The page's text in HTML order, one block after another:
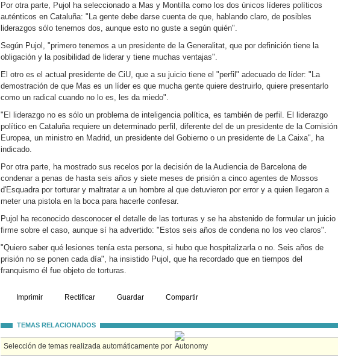
Por otra parte, Pujol ha seleccionado a Mas y Montilla como los dos únicos líderes políticos
auténticos en Cataluña: "La gente debe darse cuenta de que, hablando claro, de posibles
liderazgos sólo tenemos dos, aunque esto no guste a según quién".
Según Pujol, "primero tenemos a un presidente de la Generalitat, que por definición tiene la
obligación y la posibilidad de liderar y tiene muchas ventajas".
El otro es el actual presidente de CiU, que a su juicio tiene el "perfil" adecuado de líder: "La
demostración de que Mas es un líder es que mucha gente quiere destruirlo, quiere presentarlo
como un radical cuando no lo es, les da miedo".
"El liderazgo no es sólo un problema de inteligencia política, es también de perfil. El liderazgo
político en Cataluña requiere un determinado perfil, diferente del de un presidente de la Comisión
Europea, un ministro en Madrid, un presidente del Gobierno o un presidente de La Caixa", ha
indicado.
Por otra parte, ha mostrado sus recelos por la decisión de la Audiencia de Barcelona de
condenar a penas de hasta seis años y siete meses de prisión a cinco agentes de Mossos
d'Esquadra por torturar y maltratar a un hombre al que detuvieron por error y a quien llegaron a
meter una pistola en la boca para hacerle confesar.
Pujol ha reconocido desconocer el detalle de las torturas y se ha abstenido de formular un juicio
firme sobre el caso, aunque sí ha advertido: "Estos seis años de condena no los veo claros".
"Quiero saber qué lesiones tenía esta persona, si hubo que hospitalizarla o no. Seis años de
prisión no se ponen cada día", ha insistido Pujol, que ha recordado que en tiempos del
franquismo él fue objeto de torturas.
Imprimir Rectificar Guardar Compartir
TEMAS RELACIONADOS
Selección de temas realizada automáticamente por